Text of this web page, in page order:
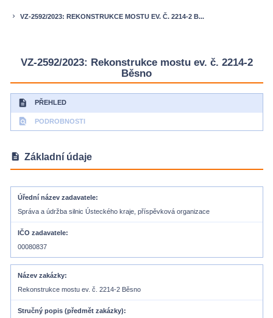
keyboard_arrow_right VZ-2592/2023: REKONSTRUKCE MOSTU EV. Č. 2214-2 B...
VZ-2592/2023: Rekonstrukce mostu ev. č. 2214-2
Běsno
description PŘEHLED
find_in_page PODROBNOSTI
description Základní údaje
Úřední název zadavatele
Správa a údržba silnic Ústeckého kraje, příspěvková organizace
IČO zadavatele
00080837
Název zakázky
Rekonstrukce mostu ev. č. 2214-2 Běsno
Stručný popis (předmět zakázky)